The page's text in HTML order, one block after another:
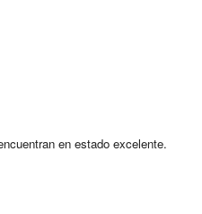
en estado excelente.